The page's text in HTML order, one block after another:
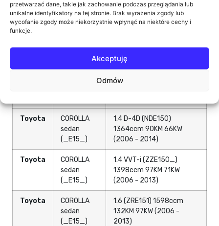
przetwarzać dane, takie jak zachowanie podczas przeglądania lub
unikalne identyfikatory na tej stronie. Brak wyrażenia zgody lub
wycofanie zgody może niekorzystnie wpłynąć na niektóre cechy i
funkcje.
Akceptuję
Odmów
Kombi
(_E18_)
1798ccm 99KM 73KW
(2013 - 2018)
Toyota
Kombi
1998ccm 124KM 91KW
(2013 - 2015)
1.33 (NRE150) 1329ccm
Toyota
COROLLA
sedan
(_E15_)
1.4 D-4D (NDE150)
1364ccm 90KM 66KW
(2006 - 2014)
Toyota
COROLLA
sedan
(_E15_)
1.4 VVT-i (ZZE150_)
1398ccm 97KM 71KW
(2006 - 2013)
Toyota
COROLLA
sedan
(_E15_)
1.6 (ZRE151) 1598ccm
132KM 97KW (2006 -
2013)